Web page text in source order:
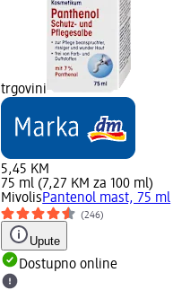
trgovini
5,45 KM
75 ml (7,27 KM za 100 ml)
MivolisPantenol mast, 75 ml
(246)
Upute
Dostupno online